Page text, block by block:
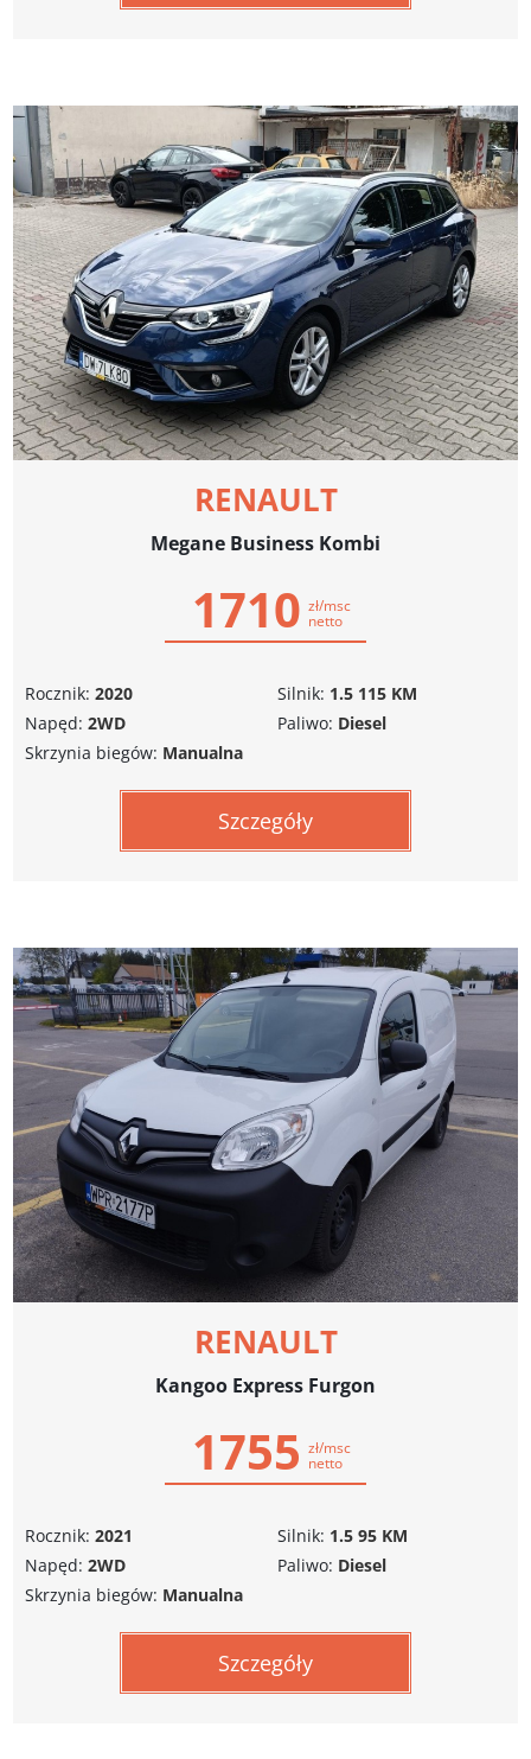
RENAULT
Megane Business Kombi
1710 zł/msc
netto
Rocznik: 2020
Napęd: 2WD
Silnik: 1.5 115 KM
Paliwo: Diesel
Skrzynia biegów: Manualna
Szczegóły
RENAULT
Kangoo Express Furgon
1755 zł/msc
netto
Rocznik: 2021
Napęd: 2WD
Silnik: 1.5 95 KM
Paliwo: Diesel
Skrzynia biegów: Manualna
Szczegóły